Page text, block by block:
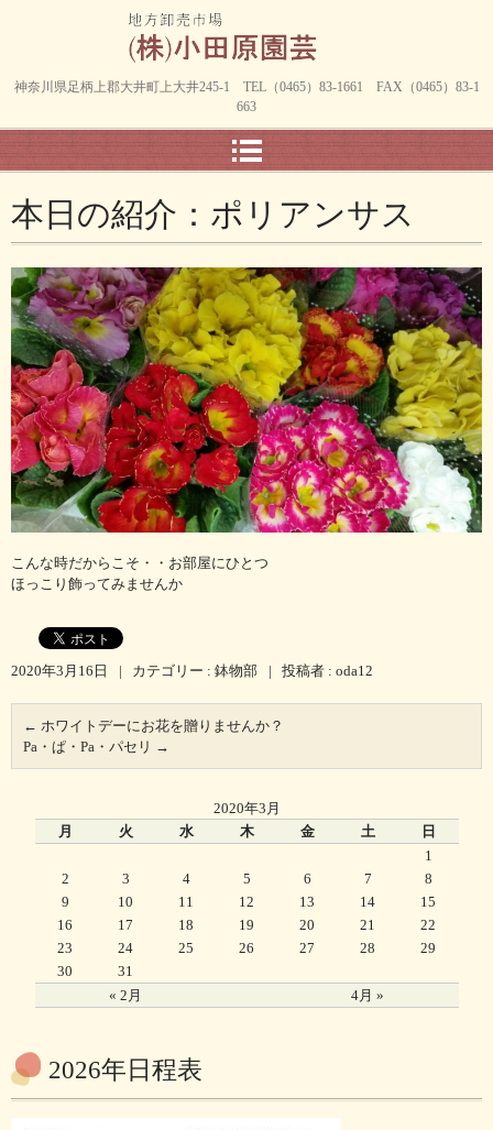
神奈川県足柄上郡大井町上大井245-1 TEL（0465）83-1661 FAX（0465）83-1
663
本日の紹介：ポリアンサス
こんな時だからこそ・・お部屋にひとつ
ほっこり飾ってみませんか
2020年3月16日 | カテゴリー : 鉢物部 | 投稿者 : oda12
← ホワイトデーにお花を贈りませんか？
Pa・ぱ・Pa・パセリ →
2020年3月
月
火 水 木 金 土 日
« 2月 4月 »
1
2
3 4 5 6 7
8
9
10 11 12 13 14
15
16
17 18 19 20 21
22
23
24 25 26 27 28
29
30
31
2026年日程表